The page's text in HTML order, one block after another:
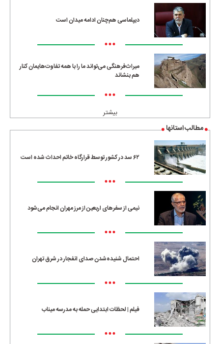
دیپلماسی هم‌چنان ادامه میدان است
•••
میراث‌فرهنگی می‌تواند ما را با همه تفاوت‌هایمان کنار
هم بنشاند
•••
بیشتر
مطالب استانها
۶۲ سد در کشور توسط قرارگاه خاتم احداث شده است
•••
نیمی از سفرهای اربعین از مرز مهران انجام می‌شود
•••
احتمال شنیده‌شدن صدای انفجار در شرق تهران
•••
فیلم | لحظات ابتدایی حمله به مدرسه میناب
•••